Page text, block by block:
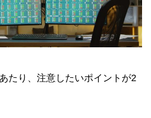
たり、注意したいポイントが2